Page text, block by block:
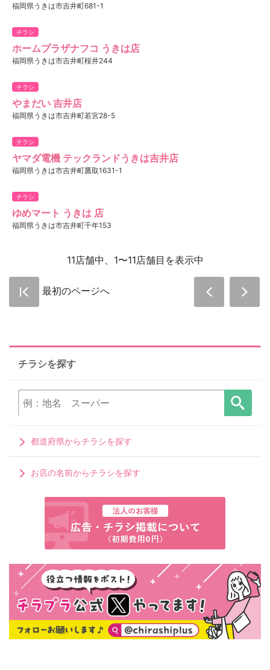
福岡県うきは市吉井町681-1
チラシ
ホームプラザナフコ うきは店
福岡県うきは市吉井町桜井244
チラシ
やまだい 吉井店
福岡県うきは市吉井町若宮28-5
チラシ
ヤマダ電機 テックランドうきは吉井店
福岡県うきは市吉井町鷹取1631-1
チラシ
ゆめマート うきは 店
福岡県うきは市吉井町千年153
11店舗中、1〜11店舗目を表示中
最初のページへ
チラシを探す
都道府県からチラシを探す
お店の名前からチラシを探す